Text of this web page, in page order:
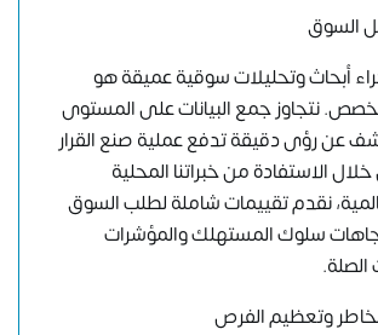
السوق
أبحاث وتحليلات سوقية عميقة هو
نتجاوز جمع البيانات على المستوى
عن رؤى دقيقة تدفع عملية صنع القرار
الاستفادة من خبراتنا المحلية
نقدم تقييمات شاملة لطلب السوق
سلوك المستهلك والمؤشرات
الصلة.
وتعظيم الفرص